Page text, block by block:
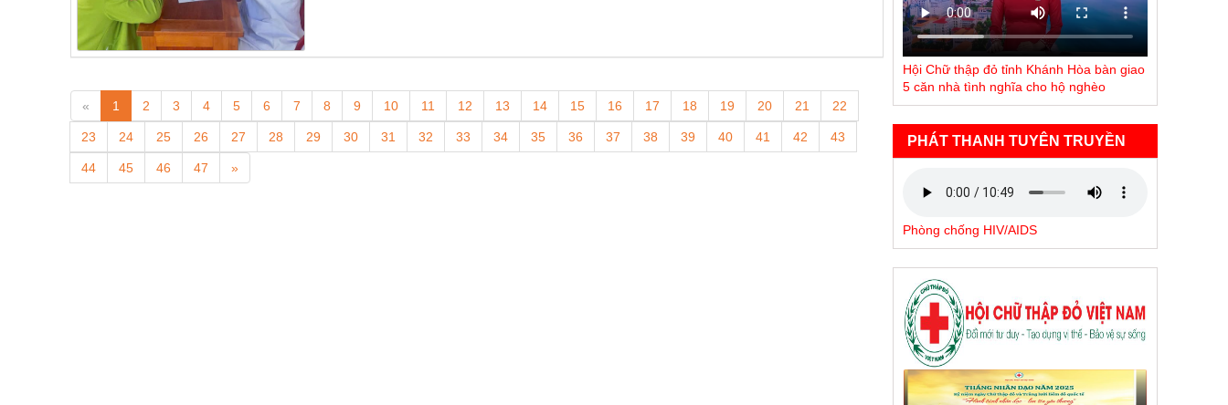
« 1 2 3 4 5 6 7 8 9 10 11 12 13 14 15 16 17 18 19 20 21 22
23 24 25 26 27 28 29 30 31 32 33 34 35 36 37 38 39 40 41 42 43
44 45 46 47 »
Hội Chữ thập đỏ tỉnh Khánh Hòa bàn giao
5 căn nhà tình nghĩa cho hộ nghèo
PHÁT THANH TUYÊN TRUYỀN
Phòng chống HIV/AIDS